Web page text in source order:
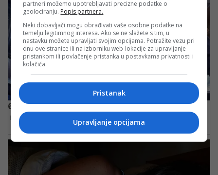
partneri možemo upotrebljavati precizne podatke o
geolociranju. Popis partnera.
Neki dobavljači mogu obrađivati vaše osobne podatke na
temelju legitimnog interesa. Ako se ne slažete s tim, u
nastavku možete upravljati svojim opcijama. Potražite vezu pri
dnu ove stranice ili na izborniku web-lokacije za upravljanje
pristankom ili povlačenje pristanka u postavkama privatnosti i
kolačića.
Pristanak
Upravljanje opcijama